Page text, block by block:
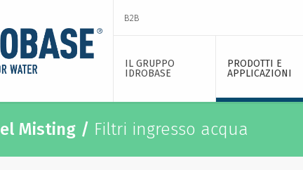
B2B
IL GRUPPO
IDROBASE
PRODOTTI E
APPLICAZIONI
Misting / Filtri ingresso acqua